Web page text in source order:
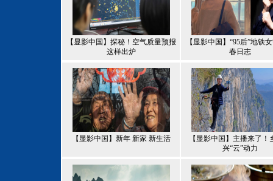
【显影中国】探秘！空气质量预报
这样出炉
【显影中国】“95后”地铁
春日志
【显影中国】新年 新家 新生活
【显影中国】主播来了！
兴“云”动力